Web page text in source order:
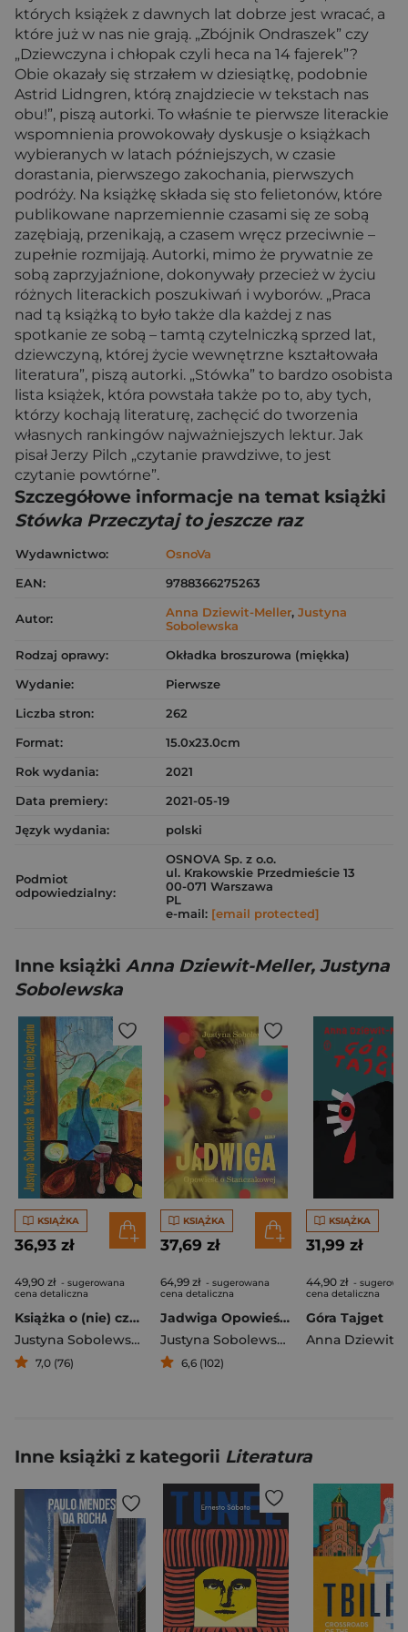
których książek z dawnych lat dobrze jest wracać, a
które już w nas nie grają. „Zbójnik Ondraszek” czy
„Dziewczyna i chłopak czyli heca na 14 fajerek”?
Obie okazały się strzałem w dziesiątkę, podobnie
Astrid Lidngren, którą znajdziecie w tekstach nas
obu!”, piszą autorki. To właśnie te pierwsze literackie
wspomnienia prowokowały dyskusje o książkach
wybieranych w latach późniejszych, w czasie
dorastania, pierwszego zakochania, pierwszych
podróży. Na książkę składa się sto felietonów, które
publikowane naprzemiennie czasami się ze sobą
zazębiają, przenikają, a czasem wręcz przeciwnie –
zupełnie rozmijają. Autorki, mimo że prywatnie ze
sobą zaprzyjaźnione, dokonywały przecież w życiu
różnych literackich poszukiwań i wyborów. „Praca
nad tą książką to było także dla każdej z nas
spotkanie ze sobą – tamtą czytelniczką sprzed lat,
dziewczyną, której życie wewnętrzne kształtowała
literatura”, piszą autorki. „Stówka” to bardzo osobista
lista książek, która powstała także po to, aby tych,
którzy kochają literaturę, zachęcić do tworzenia
własnych rankingów najważniejszych lektur. Jak
pisał Jerzy Pilch „czytanie prawdziwe, to jest
czytanie powtórne”.
Szczegółowe informacje na temat książki
Stówka Przeczytaj to jeszcze raz
Wydawnictwo:
OsnoVa
EAN:
9788366275263
Autor: Anna Dziewit-Meller, Justyna
Sobolewska
Rodzaj oprawy:
Okładka broszurowa (miękka)
Wydanie:
Pierwsze
Liczba stron:
262
Format:
15.0x23.0cm
Rok wydania:
2021
Data premiery:
2021-05-19
Język wydania:
polski
Podmiot
odpowiedzialny:
OSNOVA Sp. z o.o.
ul. Krakowskie Przedmieście 13
00-071 Warszawa
PL
e-mail: [email protected]
Inne książki Anna Dziewit-Meller, Justyna
Sobolewska
KSIĄŻKA
36,93 zł
49,90 zł - sugerowana
cena detaliczna
Książka o (nie) czytaniu
Justyna Sobolewska
7,0 (76)
KSIĄŻKA
37,69 zł
64,99 zł - sugerowana
cena detaliczna
Jadwiga Opowieść o Stańczakowej
Justyna Sobolewska
6,6 (102)
KSIĄŻKA
31,99 zł
44,90 zł -
cena detaliczna
Góra Tajget
Inne książki z kategorii Literatura